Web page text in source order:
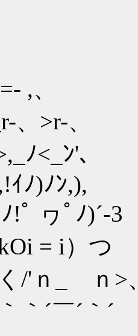
,、
、>r-、
ﾉ<_ﾝ'、
ﾉ)ﾉﾝ,),
ﾟ ヮﾟﾉ)´-3
= i）つ
_ ｎ>
´｀´